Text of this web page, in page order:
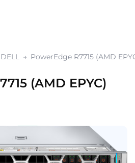
DELL PowerEdge R7715 (AMD
(AMD EPYC)